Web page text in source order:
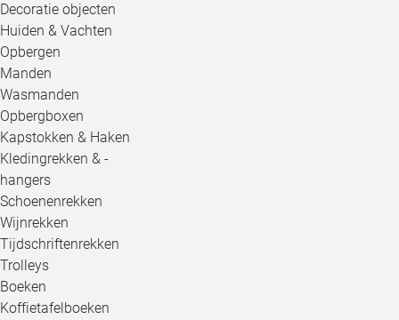
Decoratie objecten
Huiden & Vachten
Opbergen
Manden
Wasmanden
Opbergboxen
Kapstokken & Haken
Kledingrekken & -
hangers
Schoenenrekken
Wijnrekken
Tijdschriftenrekken
Trolleys
Boeken
Koffietafelboeken